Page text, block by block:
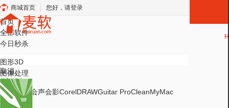
商城首页 您好，请登录
首页
全部软件
今日秒杀
取消
热门搜索
FL Studio会声会影CorelDRAWGuitar ProCleanMyMac
热门搜索
图形3D
图像处理